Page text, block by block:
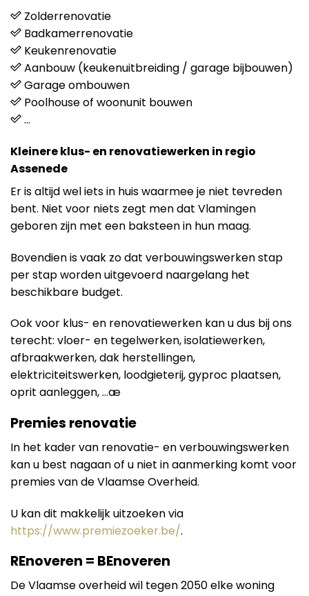
Zolderrenovatie
Badkamerrenovatie
Keukenrenovatie
Aanbouw (keukenuitbreiding / garage bijbouwen)
Garage ombouwen
Poolhouse of woonunit bouwen
…
Kleinere klus- en renovatiewerken in regio
Assenede
Er is altijd wel iets in huis waarmee je niet tevreden
bent. Niet voor niets zegt men dat Vlamingen
geboren zijn met een baksteen in hun maag.
Bovendien is vaak zo dat verbouwingswerken stap
per stap worden uitgevoerd naargelang het
beschikbare budget.
Ook voor klus- en renovatiewerken kan u dus bij ons
terecht: vloer- en tegelwerken, isolatiewerken,
afbraakwerken, dak herstellingen,
elektriciteitswerken, loodgieterij, gyproc plaatsen,
oprit aanleggen, …æ
Premies renovatie
In het kader van renovatie- en verbouwingswerken
kan u best nagaan of u niet in aanmerking komt voor
premies van de Vlaamse Overheid.
U kan dit makkelijk uitzoeken via
https://www.premiezoeker.be/.
REnoveren = BEnoveren
De Vlaamse overheid wil tegen 2050 elke woning